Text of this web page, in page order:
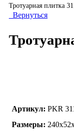
Тротуарная плитка
Вернуться
Артикул: PKR
Размеры: